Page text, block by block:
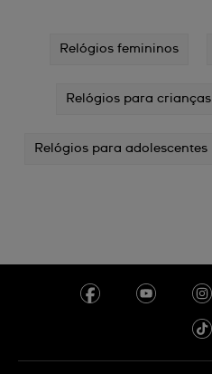
Relógios femininos
Relógios para crianças
Relógios para adolescentes